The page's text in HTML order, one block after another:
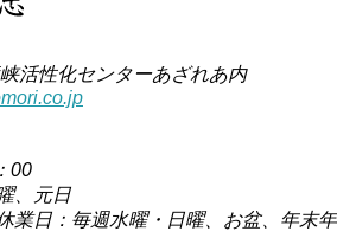
活性化センターあざれあ内
00
、元日
業日：毎週水曜・日曜、お盆、年末年